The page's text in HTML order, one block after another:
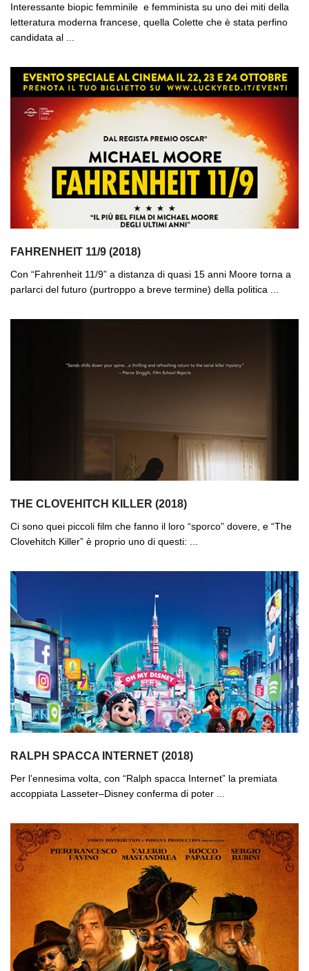
Interessante biopic femminile e femminista su uno dei miti della
letteratura moderna francese, quella Colette che è stata perfino
candidata al ...
FAHRENHEIT 11/9 (2018)
Con “Fahrenheit 11/9” a distanza di quasi 15 anni Moore torna a
parlarci del futuro (purtroppo a breve termine) della politica ...
THE CLOVEHITCH KILLER (2018)
Ci sono quei piccoli film che fanno il loro “sporco” dovere, e “The
Clovehitch Killer” è proprio uno di questi: ...
RALPH SPACCA INTERNET (2018)
Per l’ennesima volta, con “Ralph spacca Internet” la premiata
accoppiata Lasseter–Disney conferma di poter ...